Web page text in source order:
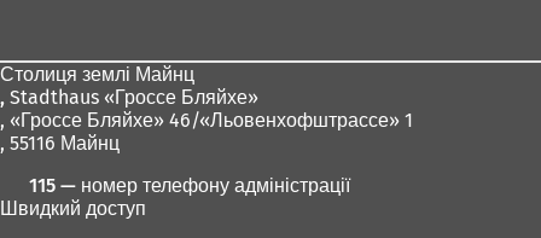
Столиця землі Майнц
, Stadthaus «Гроссе Бляйхе»
, «Гроссе Бляйхе» 46/«Льовенхофштрассе» 1
, 55116 Майнц
115 — номер телефону адміністрації
Швидкий доступ